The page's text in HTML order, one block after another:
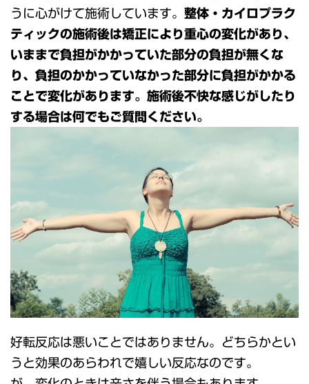
うに心がけて施術しています。 整体・カイロプラク
ティックの施術後は矯正により重心の変化があり、
いままで負担がかかっていた部分の負担が無くな
り、負担のかかっていなかった部分に負担がかかる
ことで変化があります。施術後不快な感じがしたり
する場合は何でもご質問ください。
好転反応は悪いことではありません。どちらかとい
うと効果のあらわれで嬉しい反応なのです。